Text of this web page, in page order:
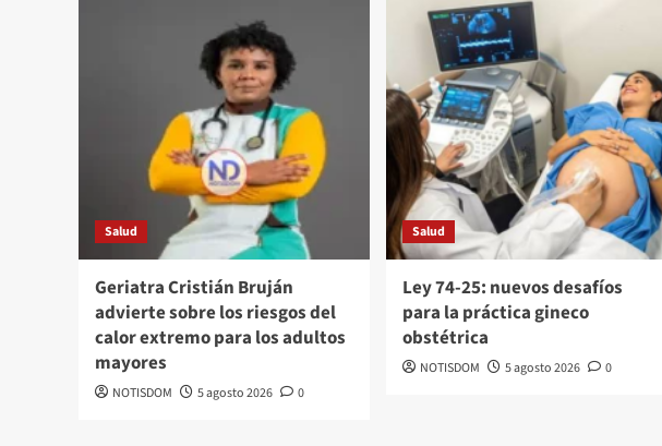
Salud
Geriatra Cristián Bruján
advierte sobre los riesgos del
calor extremo para los adultos
mayores
NOTISDOM 5 agosto 2026 0
Salud
Ley 74-25: nuevos desafíos
para la práctica gineco
obstétrica
NOTISDOM 5 agosto 2026 0